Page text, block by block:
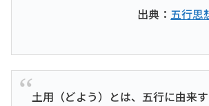
出典：五行思
土用（どよう）とは、五行に由来